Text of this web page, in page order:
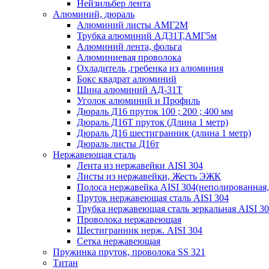
Нейзильбер лента
Алюминий, дюраль
Алюминий листы АМГ2М
Трубка алюминий АД31Т,АМГ5м
Алюминий лента, фольга
Алюминиевая проволока
Охладитель ,гребенка из алюминия
Бокс квадрат алюминий
Шина алюминий АД-31Т
Уголок алюминий и Профиль
Дюраль Д16 пруток 100 ; 200 ; 400 мм
Дюраль Д16Т пруток (Длина 1 метр)
Дюраль Д16 шестигранник (длина 1 метр)
Дюраль листы Д16т
Нержавеющая сталь
Лента из нержавейки AISI 304
Листы из нержавейки, Жесть ЭЖК
Полоса нержавейка АISI
Пруток нержавеющая сталь AISI 304
Трубка нержавеющая сталь зеркальная AISI
Проволока нержавеющая
Шестигранник нерж. AISI 304
Сетка нержавеющая
Пружинка пруток, проволока SS 321
Титан